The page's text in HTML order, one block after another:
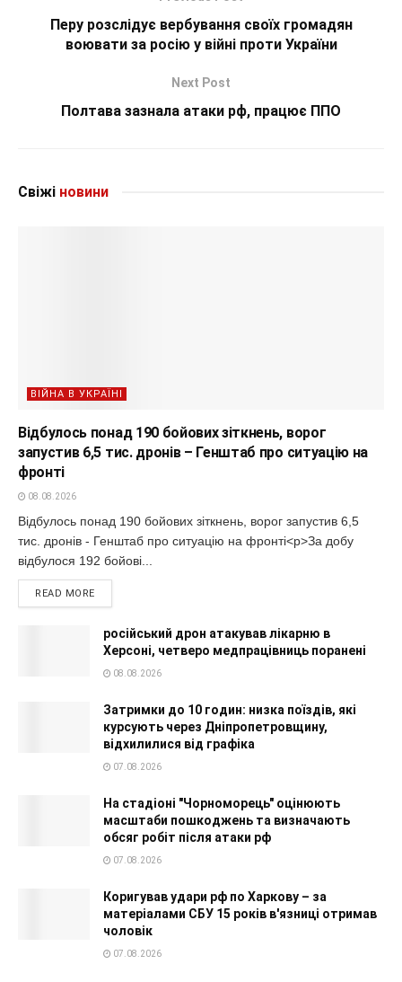
Перу розслідує вербування своїх громадян
воювати за росію у війні проти України
Next Post
Полтава зазнала атаки рф, працює ППО
Свіжі новини
ВІЙНА В УКРАЇНІ
Відбулось понад 190 бойових зіткнень, ворог
запустив 6,5 тис. дронів – Генштаб про ситуацію на
фронті
08.08.2026
Відбулось понад 190 бойових зіткнень, ворог запустив 6,5
тис. дронів - Генштаб про ситуацію на фронті<p>За добу
відбулося 192 бойові...
READ MORE
російський дрон атакував лікарню в
Херсоні, четверо медпрацівниць поранені
08.08.2026
Затримки до 10 годин: низка поїздів, які
курсують через Дніпропетровщину,
відхилилися від графіка
07.08.2026
На стадіоні "Чорноморець" оцінюють
масштаби пошкоджень та визначають
обсяг робіт після атаки рф
07.08.2026
Коригував удари рф по Харкову – за
матеріалами СБУ 15 років в'язниці отримав
чоловік
07.08.2026